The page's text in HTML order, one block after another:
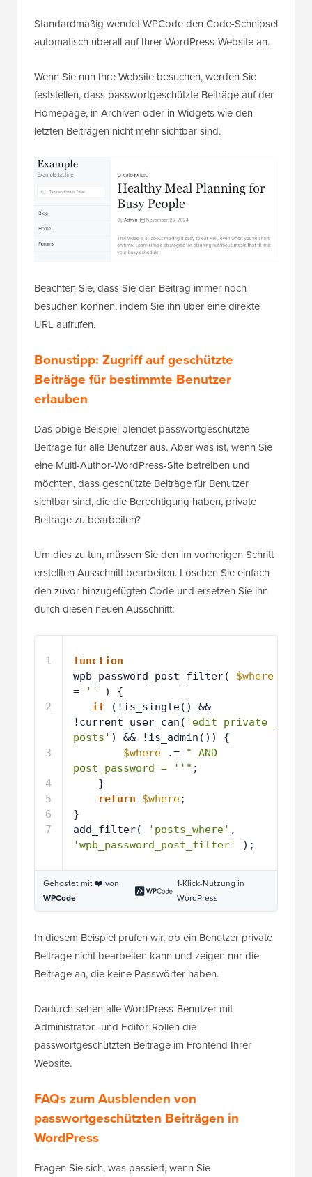
Standardmäßig wendet WPCode den Code-Schnipsel
automatisch überall auf Ihrer WordPress-Website an.
Wenn Sie nun Ihre Website besuchen, werden Sie
feststellen, dass passwortgeschützte Beiträge auf der
Homepage, in Archiven oder in Widgets wie den
letzten Beiträgen nicht mehr sichtbar sind.
Beachten Sie, dass Sie den Beitrag immer noch
besuchen können, indem Sie ihn über eine direkte
URL aufrufen.
Bonustipp: Zugriff auf geschützte
Beiträge für bestimmte Benutzer
erlauben
Das obige Beispiel blendet passwortgeschützte
Beiträge für alle Benutzer aus. Aber was ist, wenn Sie
eine Multi-Author-WordPress-Site betreiben und
möchten, dass geschützte Beiträge für Benutzer
sichtbar sind, die die Berechtigung haben, private
Beiträge zu bearbeiten?
Um dies zu tun, müssen Sie den im vorherigen Schritt
erstellten Ausschnitt bearbeiten. Löschen Sie einfach
den zuvor hinzugefügten Code und ersetzen Sie ihn
durch diesen neuen Ausschnitt:
1
2
3
4
5
6
7
function
wpb_password_post_filter( $where
=
''
) {
if
(!is_single() &&
!current_user_can( 'edit_private_
posts' ) && !is_admin()) {
$where
.=
" AND
post_password = ''" ;
}
return
$where;
}
add_filter(
'posts_where'
'wpb_password_post_filter'
);
Gehostet mit ❤️ von
WPCode
1-Klick-Nutzung in
WordPress
In diesem Beispiel prüfen wir, ob ein Benutzer private
Beiträge nicht bearbeiten kann und zeigen nur die
Beiträge an, die keine Passwörter haben.
Dadurch sehen alle WordPress-Benutzer mit
Administrator- und Editor-Rollen die
passwortgeschützten Beiträge im Frontend Ihrer
Website.
FAQs zum Ausblenden von
passwortgeschützten Beiträgen in
WordPress
Fragen Sie sich, was passiert, wenn Sie